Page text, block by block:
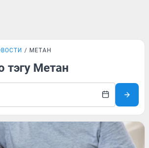
МЕТАН
тэгу Метан